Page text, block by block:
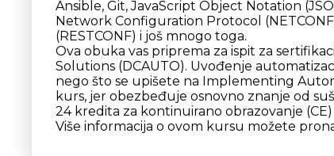
Ansible, Git, JavaScript Object Notation
Network Configuration Protocol
(RESTCONF) i još mnogo toga.
Ova obuka vas priprema za ispit za
Solutions (DCAUTO). Uvođenje
nego što se upišete na Implementing
kurs, jer obezbeđuje osnovno znanje od
24 kredita za kontinuirano obrazovanje
Više informacija o ovom kursu možete